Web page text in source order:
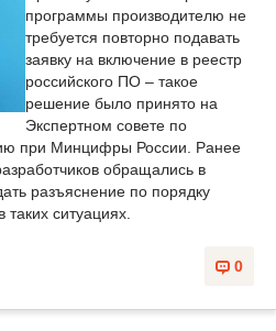
программы производителю не
требуется повторно подавать
заявку на включение в реестр
российского ПО – такое
решение было принято на
Экспертном совете по
при Минцифры России. Ранее
обращались в
разъяснение по порядку
ситуациях.
0